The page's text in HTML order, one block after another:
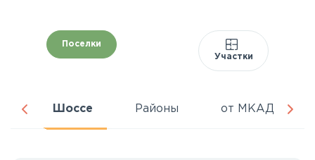
Поселки
Участки
Шоссе Районы от МКАД